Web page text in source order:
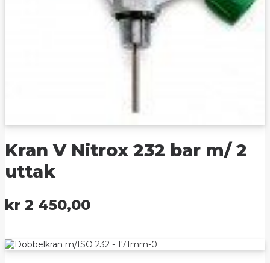
Kran V Nitrox 232 bar m/ 2
uttak
kr 2 450,00